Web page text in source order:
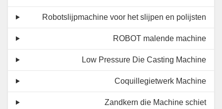
Robotslijpmachine voor het slijpen en polijsten
ROBOT malende machine
Low Pressure Die Casting Machine
Coquillegietwerk Machine
Zandkern die Machine schiet